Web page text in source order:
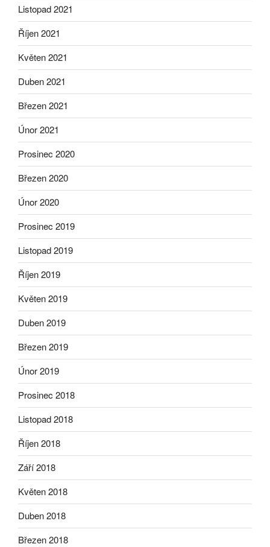
Listopad 2021
Říjen 2021
Květen 2021
Duben 2021
Březen 2021
Únor 2021
Prosinec 2020
Březen 2020
Únor 2020
Prosinec 2019
Listopad 2019
Říjen 2019
Květen 2019
Duben 2019
Březen 2019
Únor 2019
Prosinec 2018
Listopad 2018
Říjen 2018
Září 2018
Květen 2018
Duben 2018
Březen 2018